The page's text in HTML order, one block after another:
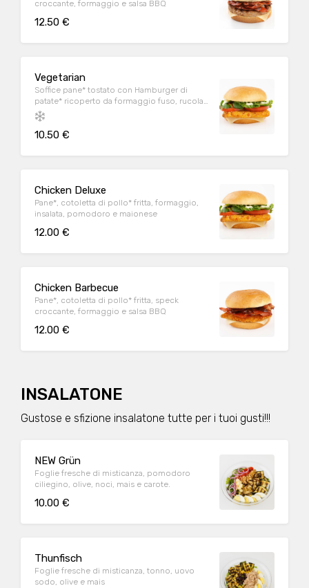
croccante, formaggio e salsa BBQ
12.50 €
Vegetarian
Soffice pane* tostato con Hamburger di
patate* ricoperto da formaggio fuso, rucola,
pomodoro e Salsa Löwengrube, servito con
patate fritte*.
10.50 €
Chicken Deluxe
Pane*, cotoletta di pollo* fritta, formaggio,
insalata, pomodoro e maionese
12.00 €
Chicken Barbecue
Pane*, cotoletta di pollo* fritta, speck
croccante, formaggio e salsa BBQ
12.00 €
INSALATONE
Gustose e sfizione insalatone tutte per i tuoi gusti!!!
NEW Grün
Foglie fresche di misticanza, pomodoro
ciliegino, olive, noci, mais e carote.
10.00 €
Thunfisch
Foglie fresche di misticanza, tonno, uovo
sodo, olive e mais